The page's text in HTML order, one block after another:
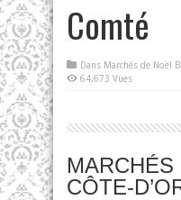
Comté
Dans Marchés de Noël
64,673 Vues
CÔTE-